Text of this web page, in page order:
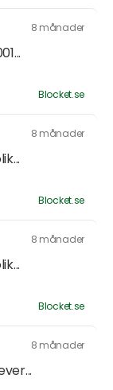
8 månader
Blocket.se
8 månader
Blocket.se
8 månader
Blocket.se
8 månader